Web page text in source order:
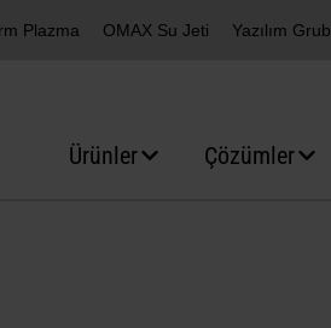
Plazma OMAX Su Jeti Yazılım
Ürünler Çözümler